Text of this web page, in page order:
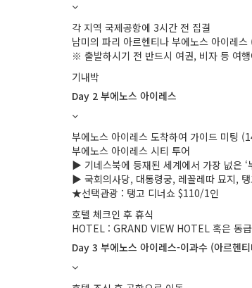
각 지역 국제공항에 3시간 전 집결
남미의 파리 아르헨티나 부에노스 아이레
※ 출발하시기 전 반드시 여권, 비자 등 여
기내박
Day 2 부에노스 아이레스
부에노스 아이레스 도착하여 가이드 미팅
부에노스 아이레스 시티 투어
▶ 기네스북에 등재된 세계에서 가장 넚은
▶ 국회의사당, 대통령궁, 레꼴레따 묘지, 탱
★선택관광 : 탱고 디너쇼 $110/1인
호텔 체크인 후 휴식
HOTEL : GRAND VIEW HOTEL 혹은 동급
Day 3 부에노스 아이레스-이과수 (아르헨